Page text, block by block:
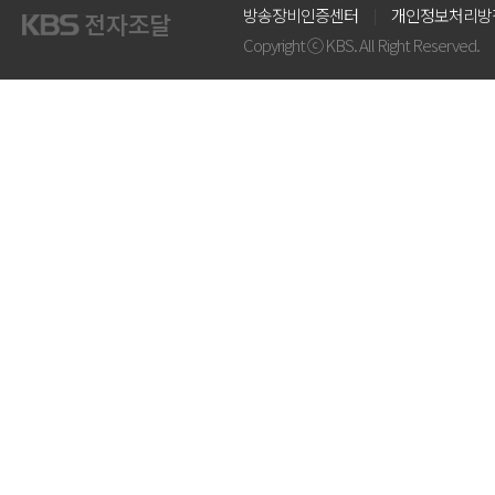
방송장비인증센터
개인정보처리
Copyright ⓒ KBS. All Right Reserved.